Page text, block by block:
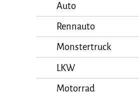
Auto
Rennauto
Monstertruck
LKW
Motorrad